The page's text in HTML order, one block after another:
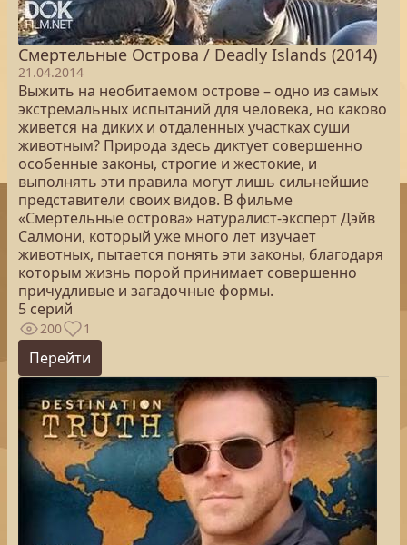
Смертельные Острова / Deadly Islands (2014)
21.04.2014
Выжить на необитаемом острове – одно из самых
экстремальных испытаний для человека, но каково
живется на диких и отдаленных участках суши
животным? Природа здесь диктует совершенно
особенные законы, строгие и жестокие, и
выполнять эти правила могут лишь сильнейшие
представители своих видов. В фильме
«Смертельные острова» натуралист-эксперт Дэйв
Салмони, который уже много лет изучает
животных, пытается понять эти законы, благодаря
которым жизнь порой принимает совершенно
причудливые и загадочные формы.
5 серий
200 1
Перейти